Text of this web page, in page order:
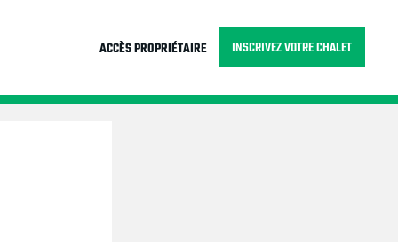
ACCÈS PROPRIÉTAIRE INSCRIVEZ VOTRE CHALET